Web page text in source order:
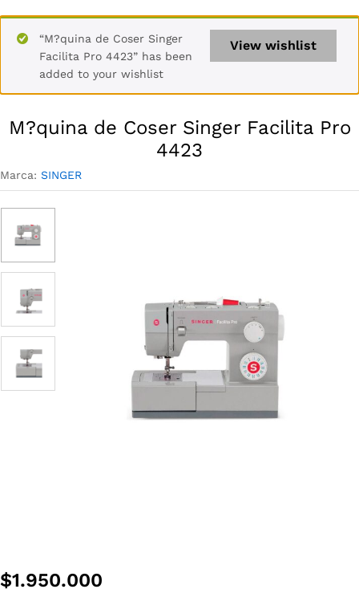
View wishlist
“M?quina de Coser Singer
Facilita Pro 4423” has been
added to your wishlist
M?quina de Coser Singer Facilita Pro
4423
Marca: SINGER
$1.950.000